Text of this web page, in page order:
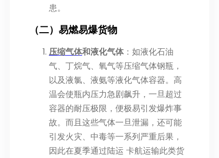
患。
（二）易燃易爆货物
压缩气体和液化气体：如液化石油
气、丁烷气、氧气等压缩气体钢瓶，
以及液氯、液氨等液化气体容器。高
温会使瓶内压力急剧飙升，一旦超过
容器的耐压极限，便极易引发爆炸事
故。而且这些气体一旦泄漏，还可能
引发火灾、中毒等一系列严重后果，
因此在夏季通过陆运 卡航运输此类货